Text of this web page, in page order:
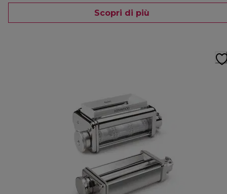
Scopri di più